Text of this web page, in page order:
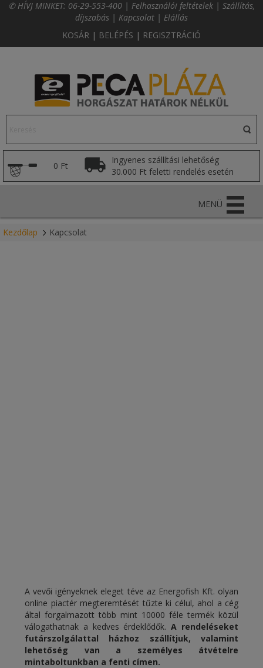
✆ HÍVJ MINKET: 06-29-553-400 | Felhasználói feltételek | Szállítás,
díjszabás | Kapcsolat | Elállás
KOSÁR | BELÉPÉS | REGISZTRÁCIÓ
0 Ft
Ingyenes szállítási lehetőség
30.000 Ft feletti rendelés esetén
MENÜ
Kezdőlap Kapcsolat
A vevői igényeknek eleget téve az Energofish Kft. olyan
online piactér megteremtését tűzte ki célul, ahol a cég
által forgalmazott több mint 10000 féle termék közül
válogathatnak a kedves érdeklődők.A rendeléseket
futárszolgálattal házhoz szállítjuk, valamint
lehetőség van a személyes átvételre
mintaboltunkban a fenti címen.